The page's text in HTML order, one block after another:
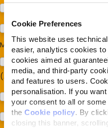
Cookie Preferences
This website uses
easier, analytics cookies to
cookies aimed at
media, and third-party
and features to users.
personalisation. If you
your consent to all or
the Cookie policy . By
closing this banner,
Per ora no
Mi interessa:*
Sostegno al modello della
(Almonature - Fondazione
Protezione della
Protezione dei cani e dei